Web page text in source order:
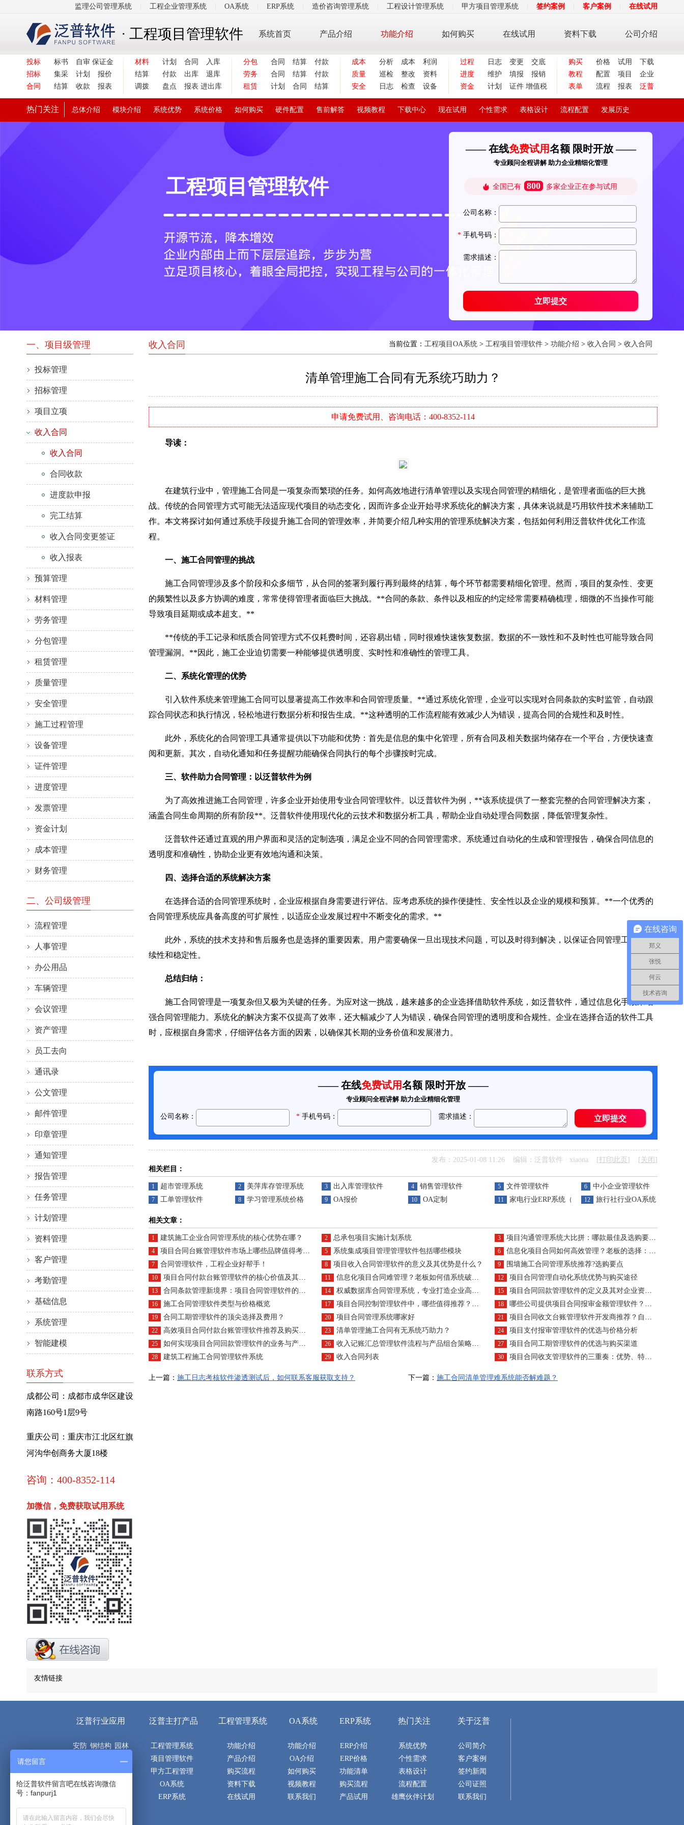
监理公司管理系统 工程企业管理系统 OA系统 ERP系统 造价咨询管理系统 工程设计管理系统 甲方项目管理系统 签约案例 客户案例 在线试用
· 工程项目管理软件 系统首页 产品介绍 功能介绍 如何购买 在线试用 资料下载 公司介绍
投标 标书 自审 保证金
招标
集采 计划
报价
合同
结算 收款 报表
材料 计划 合同
入库
结算
付款 出库
退库
调拨
盘点 报表 进出库
分包 合同 结算
付款
劳务
合同 结算
付款
租赁
计划 合同 结算
成本 分析 成本
利润
质量
巡检 整改
资料
安全
日志 检查 设备
过程 日志 变更
交底
进度
维护 填报
报销
资金
计划 证件 增值税
购买 价格 试用
下载
教程
配置 项目
企业
表单
流程 报表 泛普
热门关注 总体介绍 模块介绍 系统优势 系统价格 如何购买 硬件配置 售前解答 视频教程 下载中心 现在试用 个性需求 表格设计 流程配置 发展历史
工程项目管理软件
收入合同 当前位置： 工程项目OA系统 > 工程项目管理软件 > 功能介绍 > 收入合同 > 收入合同
清单管理施工合同有无系统巧助力？
申请免费试用、咨询电话：400-8352-114
导读：
在建筑行业中，管理施工合同是一项复杂而繁琐的任务。如何高效地进行清单管理以及实现合同管理的精细化，是管理者面临的巨大挑
战。传统的合同管理方式可能无法适应现代项目的动态变化，因而许多企业开始寻求系统化的解决方案，具体来说就是巧用软件技术来辅助工
作。本文将探讨如何通过系统手段提升施工合同的管理效率，并简要介绍几种实用的管理系统解决方案，包括如何利用泛普软件优化工作流
程。
一、施工合同管理的挑战
施工合同管理涉及多个阶段和众多细节，从合同的签署到履行再到最终的结算，每个环节都需要精细化管理。然而，项目的复杂性、变更
的频繁性以及多方协调的难度，常常使得管理者面临巨大挑战。**合同的条款、条件以及相应的约定经常需要精确梳理，细微的不当操作可能
导致项目延期或成本超支。**
**传统的手工记录和纸质合同管理方式不仅耗费时间，还容易出错，同时很难快速恢复数据。数据的不一致性和不及时性也可能导致合同
管理漏洞。**因此，施工企业迫切需要一种能够提供透明度、实时性和准确性的管理工具。
二、系统化管理的优势
引入软件系统来管理施工合同可以显著提高工作效率和合同管理质量。**通过系统化管理，企业可以实现对合同条款的实时监管，自动跟
踪合同状态和执行情况，轻松地进行数据分析和报告生成。**这种透明的工作流程能有效减少人为错误，提高合同的合规性和及时性。
此外，系统化的合同管理工具通常提供以下功能和优势：首先是信息的集中化管理，所有合同及相关数据均储存在一个平台，方便快速查
阅和更新。其次，自动化通知和任务提醒功能确保合同执行的每个步骤按时完成。
三、软件助力合同管理：以泛普软件为例
为了高效推进施工合同管理，许多企业开始使用专业合同管理软件。以泛普软件为例，**该系统提供了一整套完整的合同管理解决方案，
涵盖合同生命周期的所有阶段**。泛普软件使用现代化的云技术和数据分析工具，帮助企业自动处理合同数据，降低管理复杂性。
泛普软件还通过直观的用户界面和灵活的定制选项，满足企业不同的合同管理需求。系统通过自动化的生成和管理报告，确保合同信息的
透明度和准确性，协助企业更有效地沟通和决策。
四、选择合适的系统解决方案
在选择合适的合同管理系统时，企业应根据自身需要进行评估。应考虑系统的操作便捷性、安全性以及企业的规模和预算。**一个优秀的
合同管理系统应具备高度的可扩展性，以适应企业发展过程中不断变化的需求。**
此外，系统的技术支持和售后服务也是选择的重要因素。用户需要确保一旦出现技术问题，可以及时得到解决，以保证合同管理工作的连
续性和稳定性。
总结归纳：
施工合同管理是一项复杂但又极为关键的任务。为应对这一挑战，越来越多的企业选择借助软件系统，如泛普软件，通过信息化手段来增
强合同管理能力。系统化的解决方案不仅提高了效率，还大幅减少了人为错误，确保合同管理的透明度和合规性。企业在选择合适的软件工具
时，应根据自身需求，仔细评估各方面的因素，以确保其长期的业务价值和发展潜力。
发布：2025-01-08 11:26 编辑：泛普软件 · xiaona [打印此页 ] [关闭 ]
相关栏目：
1 超市管理系统 2 美萍库存管理系统 3 出入库管理软件 4 销售管理软件 5 文件管理软件 6 中小企业管理软件
7 工单管理软件 8 学习管理系统价格 9 OA报价 10 OA定制 11 家电行业ERP系统（OA）
12 旅行社行业OA系统（ERP）
相关文章：
1 建筑施工企业合同管理系统的核心优势在哪？ 2 总承包项目实施计划系统 3 项目沟通管理系统大比拼：哪款最佳及选购要点?
4 项目合同台账管理软件市场上哪些品牌值得考虑？作用为何？ 5 系统集成项目管理管理软件包括哪些模块 6 信息化项目合同如何高效管理？老板的选择：专业管理系统！
7 合同管理软件，工程企业好帮手！ 8 项目收入合同管理软件的意义及其优势是什么？ 9 围墙施工合同管理系统推荐?选购要点
10 项目合同付款台账管理软件的核心价值及其对企业的好处体现在哪里？ 11 信息化项目合同难管理？老板如何借系统破局？ 12 项目合同管理自动化系统优势与购买途径
13 合同条款管理新境界：项目合同管理软件的优势何在？技术特点如何引领行业趋势？ 14 权威数据库合同管理系统，专业打造企业高效管理 15 项目合同回款管理软件的定义及其对企业资金流动的好处是什么？
16 施工合同管理软件类型与价格概览 17 项目合同控制管理软件中，哪些值得推荐？作用是什么？ 18 哪些公司提供项目合同报审金额管理软件？作用体现在哪里？
19 合同工期管理软件的顶尖选择及费用？ 20 项目合同管理系统哪家好 21 项目合同收文台账管理软件开发商推荐？自动化作用体现在哪里？
22 高效项目合同付款台账管理软件推荐及购买方式 23 清单管理施工合同有无系统巧助力？ 24 项目支付报审管理软件的优选与价格分析
25 如何实现项目合同回款管理软件的业务与产品无缝对接？ 26 收入记账汇总管理软件流程与产品组合策略是怎样的？ 27 项目合同工期管理软件的优选与购买渠道
28 建筑工程施工合同管理软件系统 29 收入合同列表 30 项目合同收支管理软件的三重奏：优势、特点与变革，你了解多少？
上一篇： 施工日志考核软件渗透测试后，如何联系客服获取支持？ 下一篇： 施工合同清单管理难系统能否解难题？
一、项目级管理
投标管理
招标管理
项目立项
收入合同
收入合同
合同收款
进度款申报
完工结算
收入合同变更签证
收入报表
预算管理
材料管理
劳务管理
分包管理
租赁管理
质量管理
安全管理
施工过程管理
设备管理
证件管理
进度管理
发票管理
资金计划
成本管理
财务管理
二、公司级管理
流程管理
人事管理
办公用品
车辆管理
会议管理
资产管理
员工去向
通讯录
公文管理
邮件管理
印章管理
通知管理
报告管理
任务管理
计划管理
资料管理
客户管理
考勤管理
基础信息
系统管理
智能建模
联系方式
成都公司：成都市成华区建设
南路160号1层9号
重庆公司：重庆市江北区红旗
河沟华创商务大厦18楼
咨询：400-8352-114
加微信，免费获取试用系统
友情链接
泛普行业应用
安防 钢结构 园林
空调 建筑 土建
隧道 桥梁 路桥
泛普主打产品
工程管理系统
项目管理软件
甲方工程管理
OA系统
ERP系统
工程管理系统
功能介绍
产品介绍
购买流程
资料下载
在线试用
OA系统
功能介绍
OA介绍
如何购买
视频教程
联系我们
ERP系统
ERP介绍
ERP价格
功能清单
购买流程
产品试用
热门关注
系统优势
个性需求
表格设计
流程配置
雄鹰伙伴计划
关于泛普
公司简介
客户案例
签约新闻
公司证照
联系我们
在线咨询
郑义
张悦
何云
技术咨询
请您留言
给泛普软件留言吧在线咨询微信
号：fanpurj1